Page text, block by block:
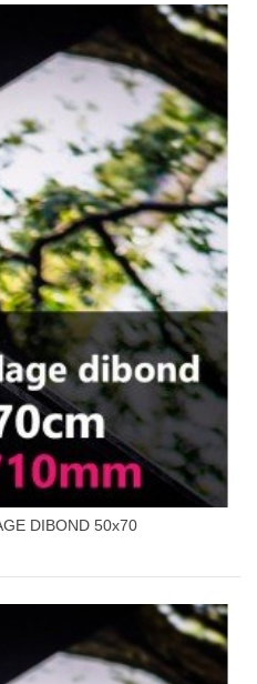
DIBOND 50x70